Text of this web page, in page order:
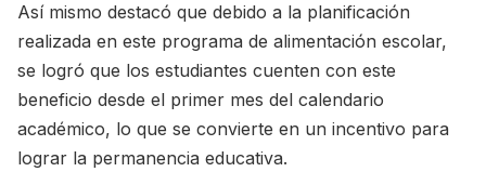
Así mismo destacó que debido a la planificación
realizada en este programa de alimentación escolar,
se logró que los estudiantes cuenten con este
beneficio desde el primer mes del calendario
académico, lo que se convierte en un incentivo para
lograr la permanencia educativa.